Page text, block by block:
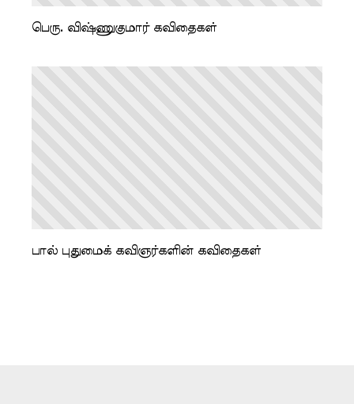
பெரு. விஷ்ணுகுமார் கவிதைகள்
பால் புதுமைக் கவிஞர்களின் கவிதைகள்